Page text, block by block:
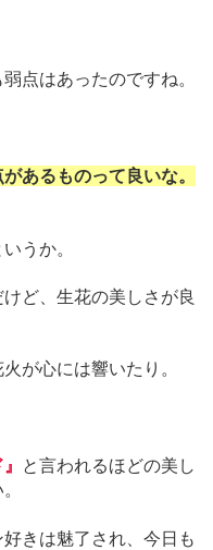
点はあったのですね。
あるものって良いな。
うか。
ど、生花の美しさが良
が心には響いたり。
と言われるほどの美し
きは魅了され、今日も